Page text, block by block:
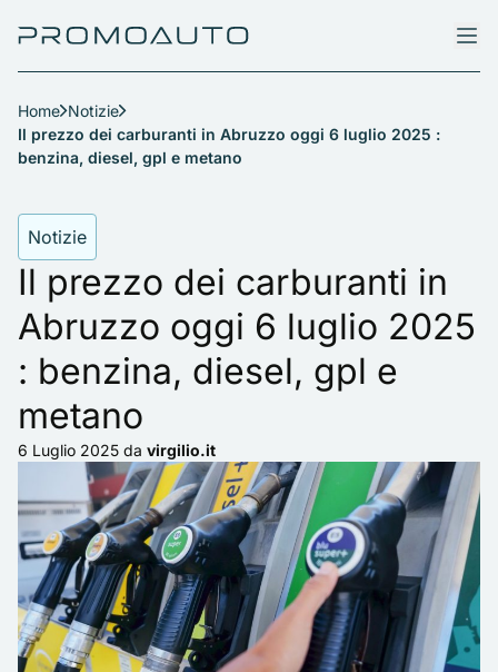
Home Notizie
Il prezzo dei carburanti in Abruzzo oggi 6 luglio 2025 :
benzina, diesel, gpl e metano
Notizie
Il prezzo dei carburanti in
Abruzzo oggi 6 luglio 2025
: benzina, diesel, gpl e
metano
6 Luglio 2025 da virgilio.it